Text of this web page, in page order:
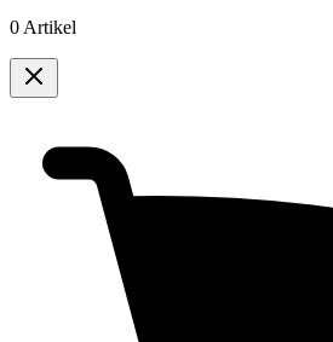
0 Artikel